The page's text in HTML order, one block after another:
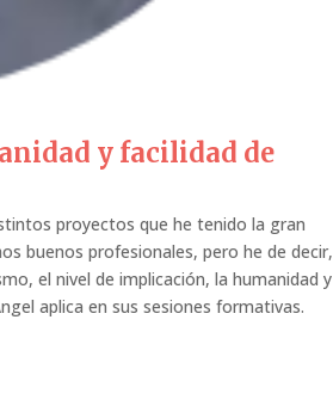
y facilidad de
proyectos que he tenido la gran
buenos profesionales, pero he de decir,
el nivel de implicación, la humanidad y
aplica en sus sesiones formativas.